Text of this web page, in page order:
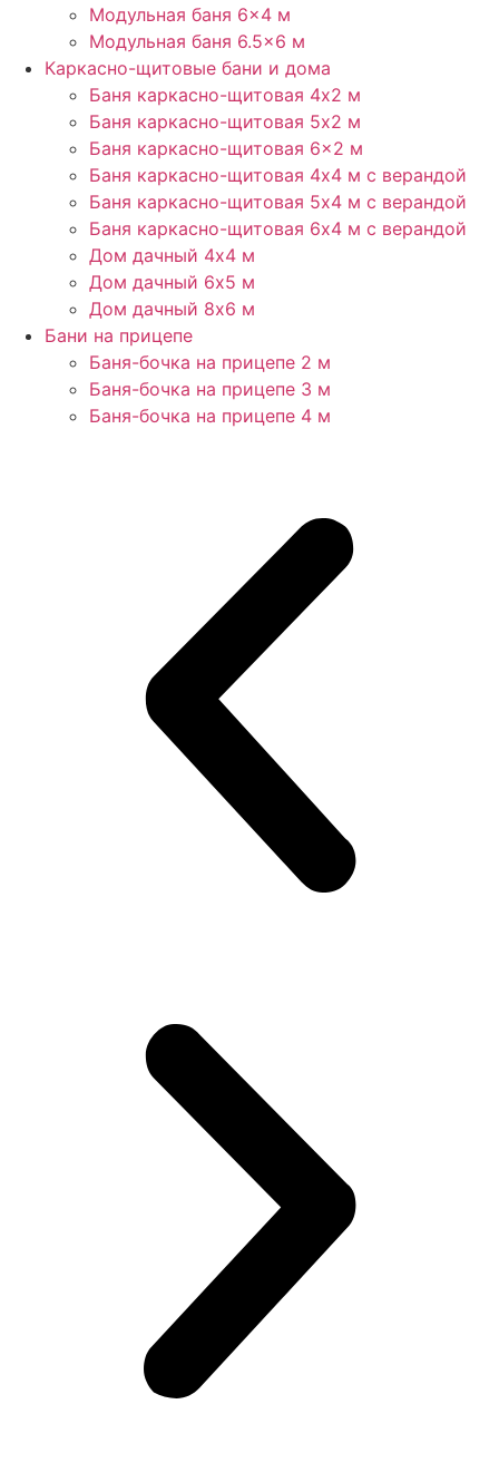
Модульная баня 6×4 м
Модульная баня 6.5×6 м
Каркасно-щитовые бани и дома
Баня каркасно-щитовая 4х2 м
Баня каркасно-щитовая 5х2 м
Баня каркасно-щитовая 6×2 м​
Баня каркасно-щитовая 4х4 м с верандой
Баня каркасно-щитовая 5х4 м с верандой
Баня каркасно-щитовая 6х4 м с верандой
Дом дачный 4х4 м
Дом дачный 6х5 м
Дом дачный 8х6 м
Бани на прицепе
Баня-бочка на прицепе 2 м
Баня-бочка на прицепе 3 м
Баня-бочка на прицепе 4 м